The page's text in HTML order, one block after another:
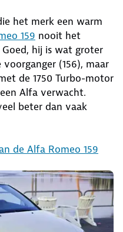
het merk een warm
159 nooit het
hij is wat groter
(156), maar
de 1750 Turbo-motor
Alfa verwacht.
beter dan vaak
de Alfa Romeo 159